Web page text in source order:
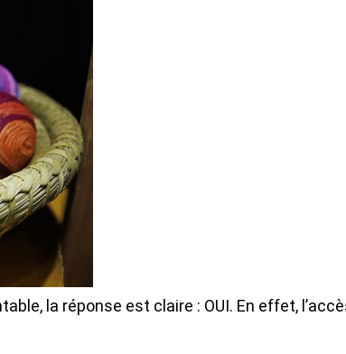
la réponse est claire : OUI. En effet,